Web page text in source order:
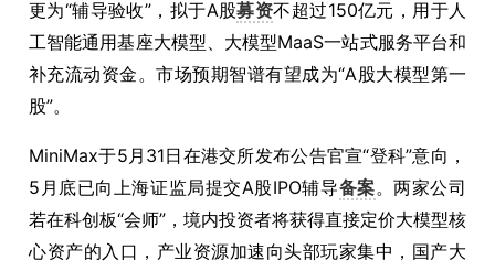
更为“辅导验收”，拟于A股募资不超过150亿元，用于人
工智能通用基座大模型、大模型MaaS一站式服务平台和
补充流动资金。市场预期智谱有望成为“A股大模型第一
股”。
MiniMax于5月31日在港交所发布公告官宣“登科”意向，
5月底已向上海证监局提交A股IPO辅导备案。两家公司
若在科创板“会师”，境内投资者将获得直接定价大模型核
心资产的入口，产业资源加速向头部玩家集中，国产大